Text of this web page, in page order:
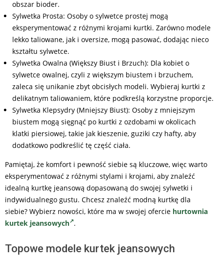
obszar bioder.
Sylwetka Prosta: Osoby o sylwetce prostej mogą
eksperymentować z różnymi krojami kurtki. Zarówno modele
lekko taliowane, jak i oversize, mogą pasować, dodając nieco
kształtu sylwetce.
Sylwetka Owalna (Większy Biust i Brzuch): Dla kobiet o
sylwetce owalnej, czyli z większym biustem i brzuchem,
zaleca się unikanie zbyt obcisłych modeli. Wybieraj kurtki z
delikatnym taliowaniem, które podkreślą korzystne proporcje.
Sylwetka Klepsydry (Mniejszy Biust): Osoby z mniejszym
biustem mogą sięgnąć po kurtki z ozdobami w okolicach
klatki piersiowej, takie jak kieszenie, guziki czy hafty, aby
dodatkowo podkreślić tę część ciała.
Pamiętaj, że komfort i pewność siebie są kluczowe, więc warto
eksperymentować z różnymi stylami i krojami, aby znaleźć
idealną kurtkę jeansową dopasowaną do swojej sylwetki i
indywidualnego gustu. Chcesz znaleźć modną kurtkę dla
siebie? Wybierz nowości, które ma w swojej ofercie hurtownia
kurtek jeansowych .
Topowe modele kurtek jeansowych